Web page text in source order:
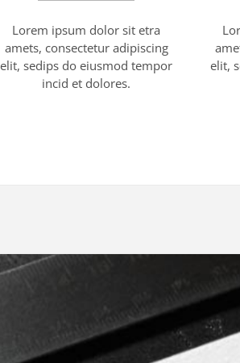
Lorem ipsum dolor sit etra
amets, consectetur adipiscing
elit, sedips do eiusmod tempor
incid et dolores.
elit,